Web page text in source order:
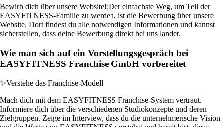
Bewirb dich über unsere Website!:Der einfachste Weg, um Teil der
EASYFITNESS-Familie zu werden, ist die Bewerbung über unsere
Website. Dort findest du alle notwendigen Informationen und kannst
sicherstellen, dass deine Bewerbung direkt bei uns landet.
Wie man sich auf ein Vorstellungsgespräch bei
EASYFITNESS Franchise GmbH vorbereitet
✨Verstehe das Franchise-Modell
Mach dich mit dem EASYFITNESS Franchise-System vertraut.
Informiere dich über die verschiedenen Studiokonzepte und deren
Zielgruppen. Zeige im Interview, dass du die unternehmerische Vision